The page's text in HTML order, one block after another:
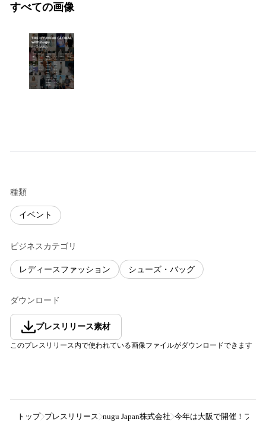
すべての画像
種類
イベント
ビジネスカテゴリ
レディースファッション シューズ・バッグ
ダウンロード
プレスリリース素材
このプレスリリース内で使われている画像ファイルがダウンロードできます
トップ プレスリリース nugu Japan株式会社 今年は大阪で開催！ファ